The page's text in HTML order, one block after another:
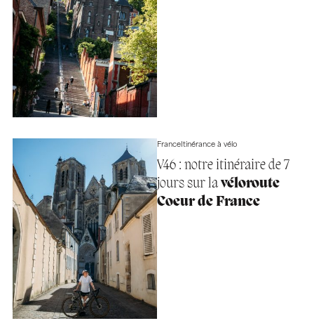
FranceItinérance à vélo
V46 : notre itinéraire de 7
jours sur lavéloroute
Coeur de France